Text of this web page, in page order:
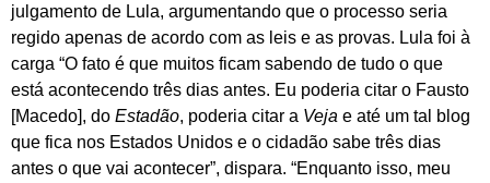
julgamento de Lula, argumentando que o processo seria
regido apenas de acordo com as leis e as provas. Lula foi à
carga “O fato é que muitos ficam sabendo de tudo o que
está acontecendo três dias antes. Eu poderia citar o Fausto
[Macedo], do Estadão, poderia citar a Veja e até um tal blog
que fica nos Estados Unidos e o cidadão sabe três dias
antes o que vai acontecer”, dispara. “Enquanto isso, meu